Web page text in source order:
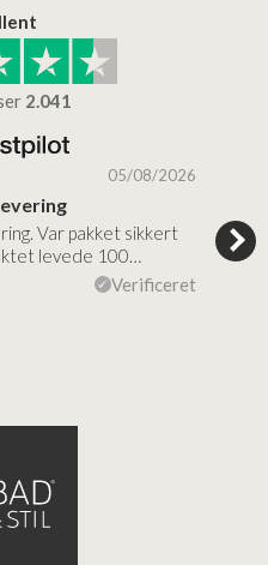
2.041
05/08/2026
Var pakket sikkert
levede 100…
Verificeret